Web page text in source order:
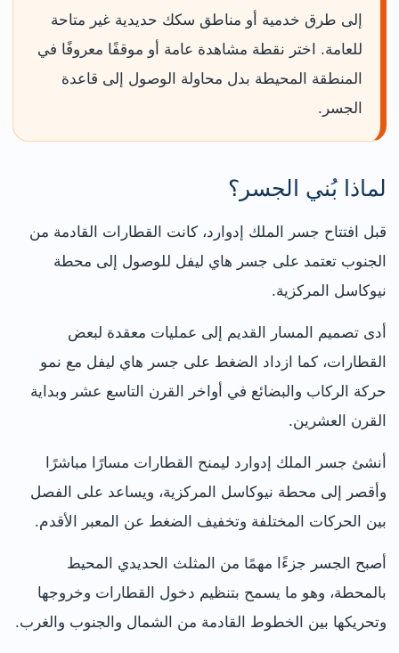
إلى طرق خدمية أو مناطق سكك حديدية غير متاحة
للعامة. اختر نقطة مشاهدة عامة أو موقفًا معروفًا في
المنطقة المحيطة بدل محاولة الوصول إلى قاعدة
الجسر.
لماذا بُني الجسر؟
قبل افتتاح جسر الملك إدوارد، كانت القطارات القادمة من
الجنوب تعتمد على جسر هاي ليفل للوصول إلى محطة
نيوكاسل المركزية.
أدى تصميم المسار القديم إلى عمليات معقدة لبعض
القطارات، كما ازداد الضغط على جسر هاي ليفل مع نمو
حركة الركاب والبضائع في أواخر القرن التاسع عشر وبداية
القرن العشرين.
أنشئ جسر الملك إدوارد ليمنح القطارات مسارًا مباشرًا
وأقصر إلى محطة نيوكاسل المركزية، ويساعد على الفصل
بين الحركات المختلفة وتخفيف الضغط عن المعبر الأقدم.
أصبح الجسر جزءًا مهمًا من المثلث الحديدي المحيط
بالمحطة، وهو ما يسمح بتنظيم دخول القطارات وخروجها
وتحريكها بين الخطوط القادمة من الشمال والجنوب والغرب.